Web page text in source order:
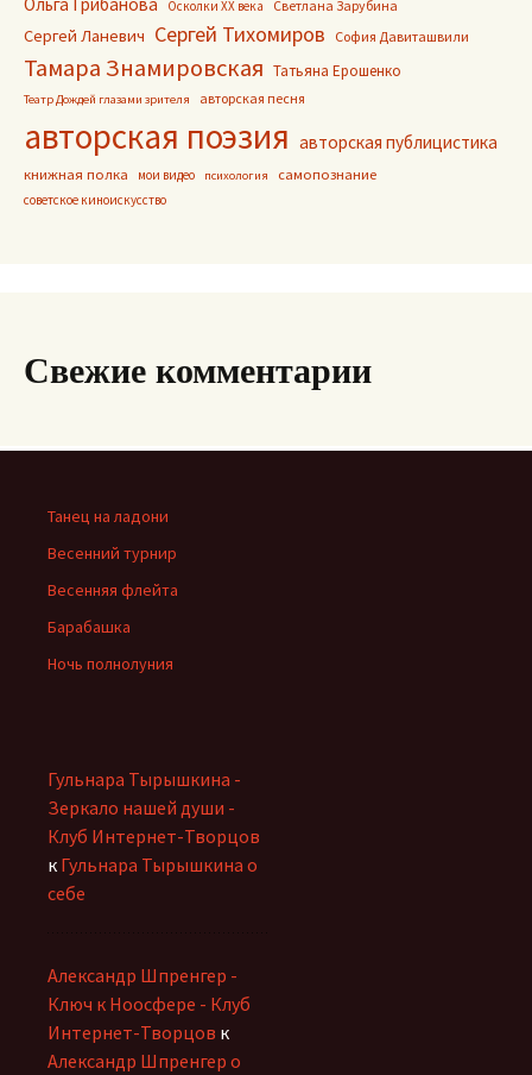
Осколки ХХ века Светлана Зарубина
Сергей Ланевич Сергей Тихомиров София Давиташвили
Тамара Знамировская Татьяна Ерошенко
Театр Дождей глазами зрителя авторская песня
авторская поэзия авторская публицистика
книжная полка мои видео психология самопознание
советское киноискусство
Свежие комментарии
Танец на ладони
Весенний турнир
Весенняя флейта
Барабашка
Ночь полнолуния
Гульнара Тырышкина -
Зеркало нашей души -
Клуб Интернет-Творцов
к Гульнара Тырышкина о
себе
Александр Шпренгер -
Ключ к Ноосфере - Клуб
Интернет-Творцов к
Александр Шпренгер о